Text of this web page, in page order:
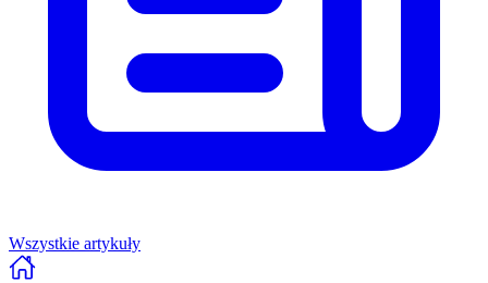
Wszystkie artykuły